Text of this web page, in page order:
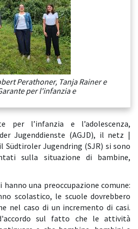
Perathoner, Tanja Rainer e
per l'infanzia e
per l’infanzia e l’adolescenza,
Jugenddienste (AGJD), il netz |
Südtiroler Jugendring (SJR) si sono
sulla situazione di bambine,
una preoccupazione comune:
scolastico, le scuole dovrebbero
nel caso di un incremento di casi.
sul fatto che le attività